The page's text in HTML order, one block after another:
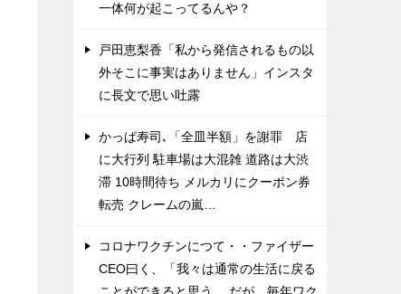
一体何が起こってるんや？
戸田恵梨香「私から発信されるもの以
外そこに事実はありません」インスタ
に長文で思い吐露
かっぱ寿司､「全皿半額」を謝罪 店
に大行列 駐車場は大混雑 道路は大渋
滞 10時間待ち メルカリにクーポン券
転売 クレームの嵐…
コロナワクチンにつて・・ファイザー
CEO曰く、「我々は通常の生活に戻る